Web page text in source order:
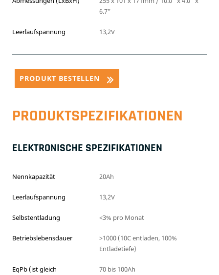
6.7”
Leerlaufspannung 13,2V
PRODUKT BESTELLEN
PRODUKTSPEZIFIKATIONEN
ELEKTRONISCHE SPEZIFIKATIONEN
Nennkapazität 20Ah
Leerlaufspannung 13,2V
Selbstentladung <3% pro Monat
Betriebslebensdauer
>1000 (10C entladen, 100%
Entladetiefe)
EqPb (ist gleich 70 bis 100Ah